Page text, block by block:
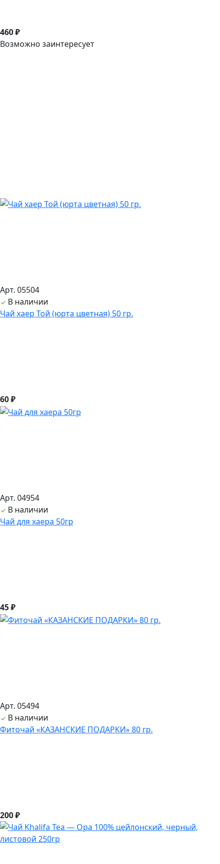
460 ₽
Возможно заинтересует
Арт. 05504
В наличии
Чай хаер Той (юрта цветная) 50 гр.
60 ₽
Арт. 04954
В наличии
Чай для хаера 50гр
45 ₽
Арт. 05494
В наличии
Фиточай «КАЗАНСКИЕ ПОДАРКИ» 80 гр.
200 ₽